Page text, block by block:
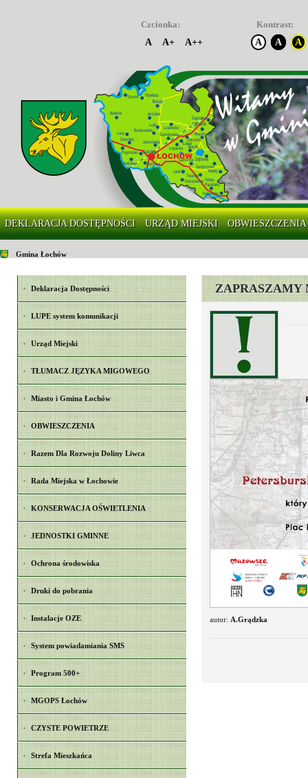
Czcionka:
A
A+ A++
Kontrast:
A
A A
DEKLARACJA DOSTĘPNOŚCI URZĄD MIEJSKI OBWIESZCZENIA
Gmina Łochów
Deklaracja Dostępności
LUPE system komunikacji
Urząd Miejski
TŁUMACZ JĘZYKA MIGOWEGO
Miasto i Gmina Łochów
OBWIESZCZENIA
Razem Dla Rozwoju Doliny Liwca
Rada Miejska w Łochowie
KONSERWACJA OŚWIETLENIA
JEDNOSTKI GMINNE
Ochrona środowiska
Druki do pobrania
Instalacje OZE
System powiadamiania SMS
Program 500+
MGOPS Łochów
CZYSTE POWIETRZE
Strefa Mieszkańca
ZAPRASZAMY
autor: A.Grądzka